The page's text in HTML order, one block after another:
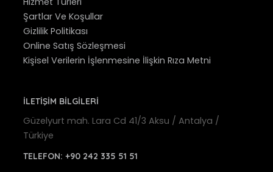
Şartlar Ve Koşullar
Gizlilik Politikası
Online Satış Sözleşmesi
Kişisel Verilerin İşlenmesine İlişkin Rıza Metni
İLETİŞİM BİLGİLERİ
Güzelyurt mah. Lara Cd 41/3 Aksu / Antalya /
Türkiye
TELEFON: +90 242 335 51 51